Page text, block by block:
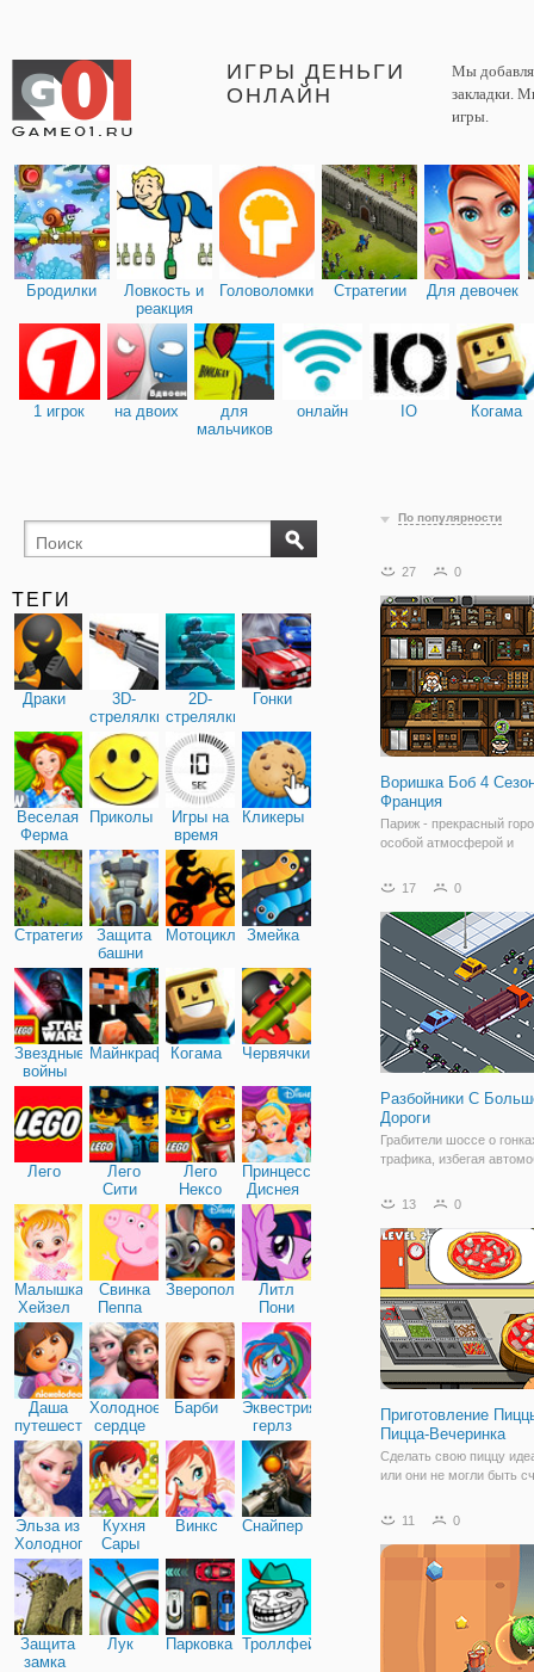
ИГРЫ ДЕНЬГИ
ОНЛАЙН
Мы
закладки.
игры.
Бродилки
Ловкость и
реакция
Головоломки Стратегии Для девочек
1 игрок на двоих
для
мальчиков
онлайн IO Когама
ТЕГИ
Драки
3D-
стрелялки
2D-
стрелялки
Гонки
Веселая
Ферма
Приколы
Игры на
время
Кликеры
Стратегия
Защита
башни
МотоциклыЗмейка
Звездные
войны
МайнкрафтКогама Червячки
Лего
Лего
Сити
Лего
Нексо
Найтс
Принцессы
Диснея
Малышка
Хейзел
Свинка
Пеппа
Зверополис
Литл
Пони
Дружба
Даша
путешественница
Холодное
сердце
Барби
Эквестрия
герлз
Эльза из
Холодного
сердца
Кухня
Сары
Винкс Снайпер
Защита
замка
Лук Парковка Троллфейс
По популярности
27 0
Воришка Боб 4
Франция
Париж - прекрасный
особой атмосферой и
привлек внимание героя
Франция" - воришку
смекалистый и ловкий
ограбил уже не один
17 0
Разбойники С
Дороги
Грабители шоссе о
трафика, избегая
автомобили и, самое
получить новые
полные коллекции!
полной скорости,
13 0
Приготовление
Пицца-Вечеринка
Сделать свою пиццу
или они не могли быть
предложить новые
11 0